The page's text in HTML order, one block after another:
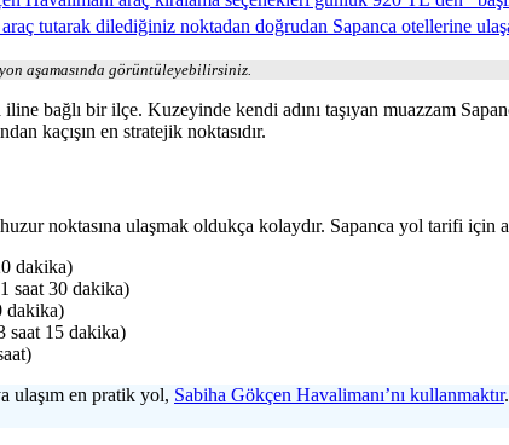
tutarak dilediğiniz noktadan doğrudan Sapanca otellerine
aşamasında görüntüleyebilirsiniz.
bağlı bir ilçe. Kuzeyinde kendi adını taşıyan muazzam
kaçışın en stratejik noktasıdır.
noktasına ulaşmak oldukça kolaydır. Sapanca yol tarifi
dakika)
saat 30 dakika)
dakika)
saat 15 dakika)
ulaşım en pratik yol, Sabiha Gökçen Havalimanı’nı kullanmaktır